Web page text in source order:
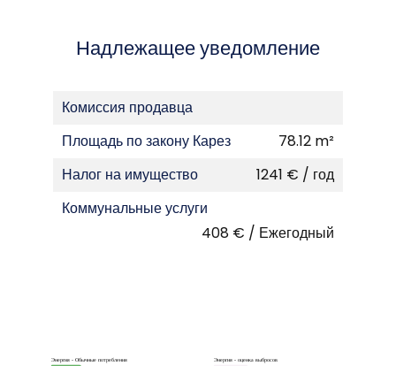
Надлежащее уведомление
Комиссия продавца
Площадь по закону Карез
78.12 m²
Налог на имущество
1241 € / год
Коммунальные услуги
408 € / Ежегодный
Энергия - Обычные потребления Энергия - оценка выбросов